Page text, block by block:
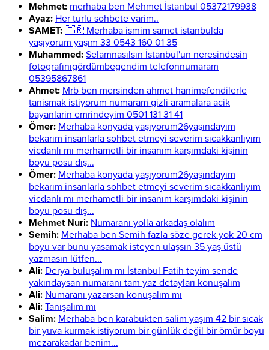
Mehmet: merhaba ben Mehmet İstanbul 05372179938
Ayaz: Her turlu sohbete varim..
SAMET: 🇹🇷 Merhaba ismim samet istanbulda
yaşıyorum yaşım 33 0543 160 01 35
Muhammed: Selamnasılsın İstanbul'un neresindesin
fotografınıgördümbegendim telefonnumaram
05395867861
Ahmet: Mrb ben mersinden ahmet hanimefendilerle
tanismak istiyorum numaram gizli aramalara acik
bayanlarin emrindeyim 0501 131 31 41
Ömer: Merhaba konyada yaşıyorum26yaşındayım
bekarım insanlarla sohbet etmeyi severim sıcakkanlıyım
vicdanlı mı merhametli bir insanım karşımdaki kişinin
boyu posu dış...
Ömer: Merhaba konyada yaşıyorum26yaşındayım
bekarım insanlarla sohbet etmeyi severim sıcakkanlıyım
vicdanlı mı merhametli bir insanım karşımdaki kişinin
boyu posu dış...
Mehmet Nuri: Numaranı yolla arkadaş olalım
Semih: Merhaba ben Semih fazla söze gerek yok 20 cm
boyu var bunu yasamak isteyen ulaşsın 35 yaş üstü
yazmasın lütfen...
Ali: Derya buluşalım mı İstanbul Fatih teyim sende
yakındaysan numaranı tam yaz detayları konuşalım
Ali: Numaranı yazarsan konuşalım mı
Ali: Tanışalım mı
Salim: Merhaba ben karabukten salim yaşım 42 bir sıcak
bir yuva kurmak istiyorum bir günlük değil bir ömür boyu
mezarakadar benim...